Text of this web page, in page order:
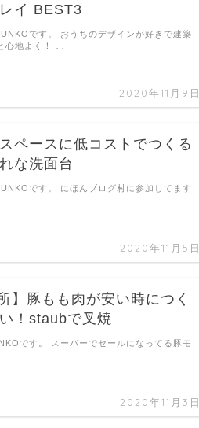
イ BEST3
2020年11月9日
です。 おうちのデザインが好きで建築
心地よく！ …
ペースに低コストでつくる
な洗面台
2020年11月5日
です。 にほんブログ村に参加してます
】豚もも肉が安い時につく
！staubで叉焼
2020年11月3日
です。 スーパーでセールになってる豚モ